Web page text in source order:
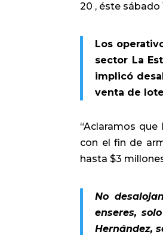
20 , éste sábado
Los
sector La
implicó
venta de
“Aclaramos
con el fin de
hasta $3
No
enseres,
Hernández,